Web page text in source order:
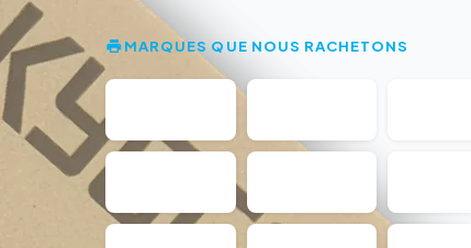
MARQUES QUE NOUS RACHETONS